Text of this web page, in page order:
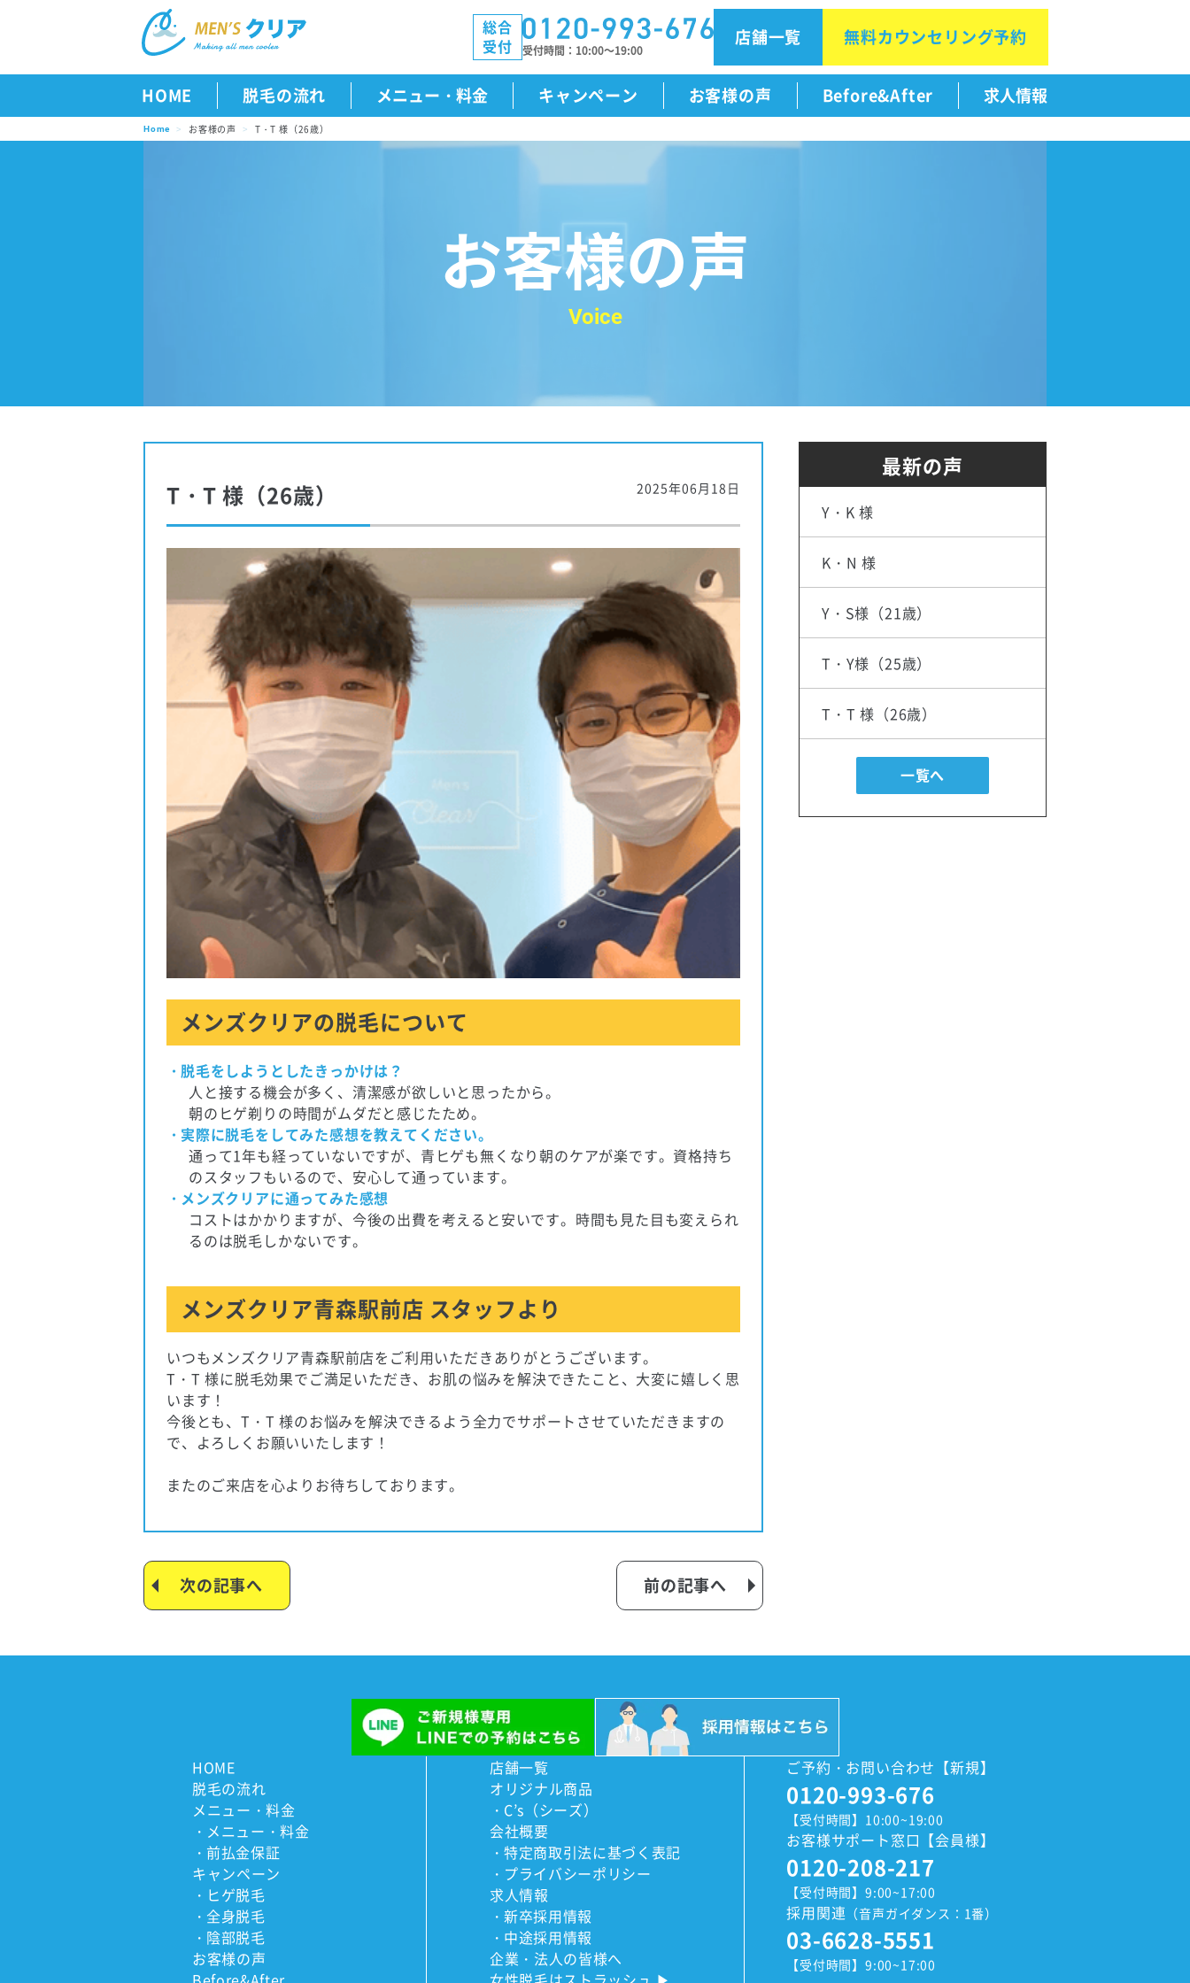
総合
受付
受付時間 10:00～19:00
店舗一覧 無料カウンセリング予約
HOME 脱毛の流れ メニュー・料金 キャンペーン お客様の声 Before&After 求人情報
Home お客様の声 T・T 様（26歳）
お客様の声
T・T 様（26歳） 2025年06月18日
メンズクリアの脱毛について
脱毛をしようとしたきっかけは？
人と接する機会が多く、清潔感が欲しいと思ったから。
朝のヒゲ剃りの時間がムダだと感じたため。
実際に脱毛をしてみた感想を教えてください。
通って1年も経っていないですが、青ヒゲも無くなり朝のケアが楽です。資格持ち
のスタッフもいるので、安心して通っています。
メンズクリアに通ってみた感想
コストはかかりますが、今後の出費を考えると安いです。時間も見た目も変えられ
るのは脱毛しかないです。
メンズクリア青森駅前店 スタッフより
いつもメンズクリア青森駅前店をご利用いただきありがとうございます。
T・T 様に脱毛効果でご満足いただき、お肌の悩みを解決できたこと、大変に嬉しく思
います！
今後とも、T・T 様のお悩みを解決できるよう全力でサポートさせていただきますの
で、よろしくお願いいたします！
またのご来店を心よりお待ちしております。
次の記事へ 前の記事へ
最新の声
Y・K 様
K・N 様
Y・S様（21歳）
T・Y様（25歳）
T・T 様（26歳）
一覧へ
HOME
脱毛の流れ
メニュー・料金
メニュー・料金
前払金保証
キャンペーン
ヒゲ脱毛
全身脱毛
陰部脱毛
お客様の声
店舗一覧
オリジナル商品
C’s（シーズ）
会社概要
特定商取引法に基づく表記
プライバシーポリシー
求人情報
新卒採用情報
中途採用情報
企業・法人の皆様へ
ご予約・お問い合わせ【新規】
0120-993-676
【受付時間】10:00~19:00
お客様サポート窓口【会員様】
0120-208-217
【受付時間】9:00~17:00
採用関連 （音声ガイダンス：1番）
03-6628-5551
【受付時間】9:00~17:00